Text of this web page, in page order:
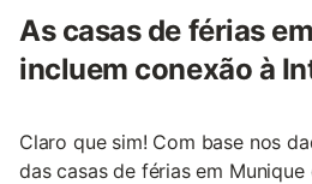
As casas de férias
incluem conexão à
Claro que sim! Com base nos
das casas de férias em